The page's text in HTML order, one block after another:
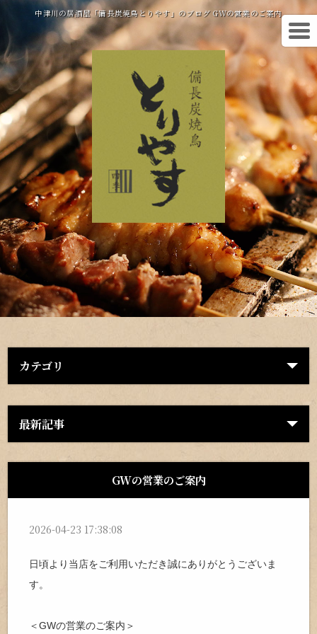
中津川の居酒屋「備長炭焼鳥とりやす」のブログ GWの営業のご案内
カテゴリ
最新記事
GWの営業のご案内
2026-04-23 17:38:08
日頃より当店をご利用いただき誠にありがとうございま
す。
＜GWの営業のご案内＞